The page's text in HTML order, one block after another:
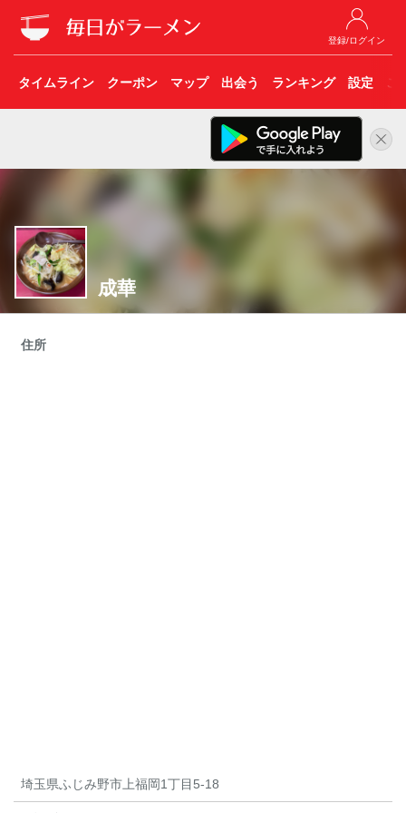
登録/ログイン
タイムライン クーポン マップ 出会う ランキング 設定 こ
成華
住所
埼玉県ふじみ野市上福岡1丁目5-18